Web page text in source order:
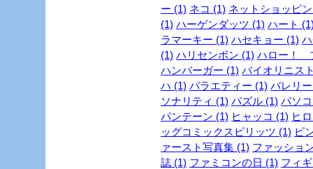
ー (1) ネコ (1) ネットショッピ
(1) ハーゲンダッツ (1) ハート
ラマーキー (1) ハセキョー (1)
(1) ハリセンボン (1) ハロー！
ハンバーガー (1) バイオリニス
ハ (1) バラエティー (1) バレリ
ソナリティ (1) パズル (1) パソ
パンテーン (1) ヒャッコ (1) ヒ
ッグコミックスピリッツ (1) ピ
ァースト写真集 (1) ファッショ
誌 (1) ファミコンの日 (1) フィ